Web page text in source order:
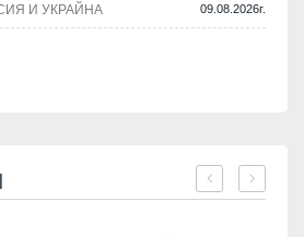
И УКРАЙНА 09.08.2026г.